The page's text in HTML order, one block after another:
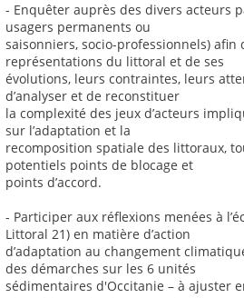
- Enquêter auprès des divers acteurs
usagers permanents ou
saisonniers, socio-professionnels) afin
représentations du littoral et de ses
évolutions, leurs contraintes, leurs
d’analyser et de reconstituer
la complexité des jeux d’acteurs
sur l’adaptation et la
recomposition spatiale des littoraux,
potentiels points de blocage et
points d’accord.
- Participer aux réflexions menées à
Littoral 21) en matière d’action
d’adaptation au changement
des démarches sur les 6 unités
sédimentaires d'Occitanie – à ajuster